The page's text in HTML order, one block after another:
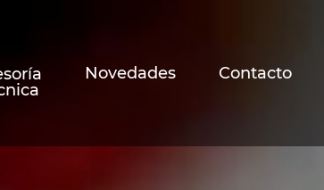
Novedades Contacto